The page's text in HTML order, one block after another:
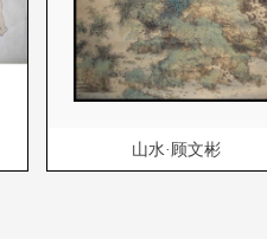
山水·顾文彬